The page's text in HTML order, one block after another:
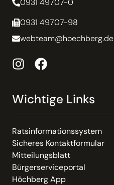
0931 49707-0
0931 49707-98
webteam@hoechberg.de
Wichtige Links
Ratsinformationssystem
Sicheres Kontaktformular
Mitteilungsblatt
Bürgerserviceportal
Höchberg App